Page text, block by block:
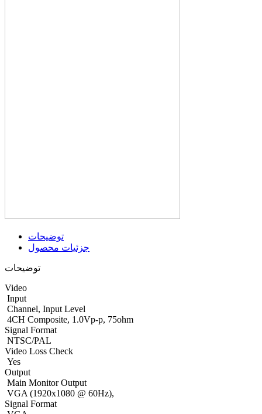
توضیحات
جزئیات محصول
توضیحات
Video
Input
Channel, Input Level
4CH Composite, 1.0Vp-p, 75ohm
Signal Format
NTSC/PAL
Video Loss Check
Yes
Output
Main Monitor Output
VGA (1920x1080 @ 60Hz),
Signal Format